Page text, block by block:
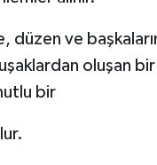
düzen ve
oluşan
bir